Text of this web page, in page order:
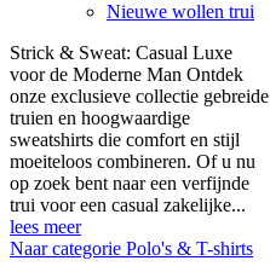
Nieuwe wollen trui
Strick & Sweat: Casual Luxe
voor de Moderne Man Ontdek
onze exclusieve collectie gebreide
truien en hoogwaardige
sweatshirts die comfort en stijl
moeiteloos combineren. Of u nu
op zoek bent naar een verfijnde
trui voor een casual zakelijke...
lees meer
Naar categorie Polo's & T-shirts